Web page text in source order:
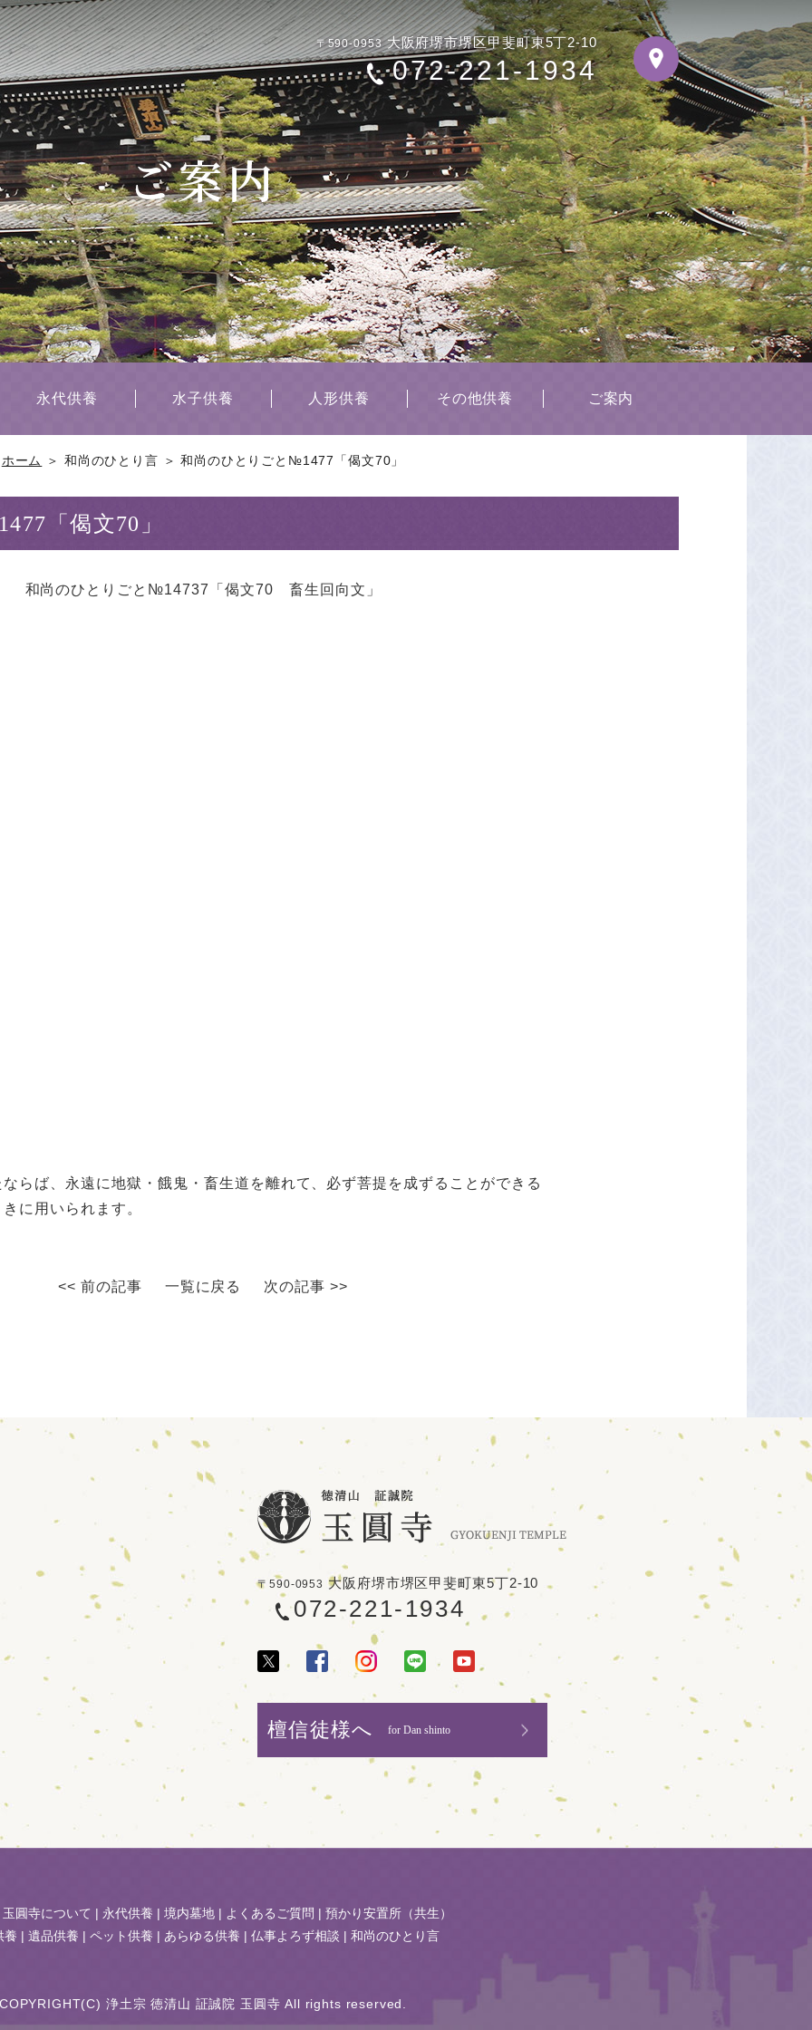
〒590-0953大阪府堺市堺区甲斐町東5丁2-10
072-221-1934
永代供養 水子供養 人形供養 その他供養 ご案内
ホーム ＞ 和尚のひとり言 ＞ 和尚のひとりごと№1477「偈文70」
「偈文70」
和尚のひとりごと№14737「偈文70 畜生回向文」
らば、永遠に地獄・餓鬼・畜生道を離れて、必ず菩提を成ずることができる
に用いられます。
<< 前の記事 一覧に戻る 次の記事 >>
〒590-0953 大阪府堺市堺区甲斐町東5丁2-10
072-221-1934
檀信徒様へ for Dan shinto
玉圓寺について | 永代供養 | 境内墓地 | よくあるご質問 | 預かり安置所（共生）
養 | 遺品供養 | ペット供養 | あらゆる供養 | 仏事よろず相談 | 和尚のひとり言
浄土宗 徳清山 証誠院 玉圓寺 All rights reserved.